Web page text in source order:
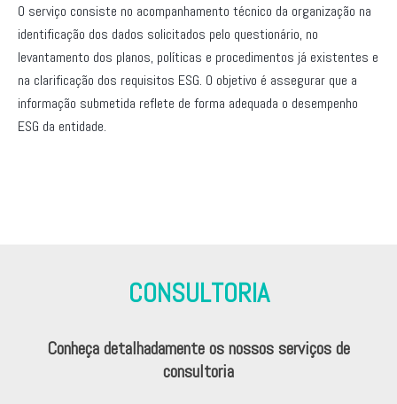
O serviço consiste no acompanhamento técnico da organização na
identificação dos dados solicitados pelo questionário, no
levantamento dos planos, políticas e procedimentos já existentes e
na clarificação dos requisitos ESG. O objetivo é assegurar que a
informação submetida reflete de forma adequada o desempenho
ESG da entidade.
CONSULTORIA
Conheça detalhadamente os nossos serviços de
consultoria